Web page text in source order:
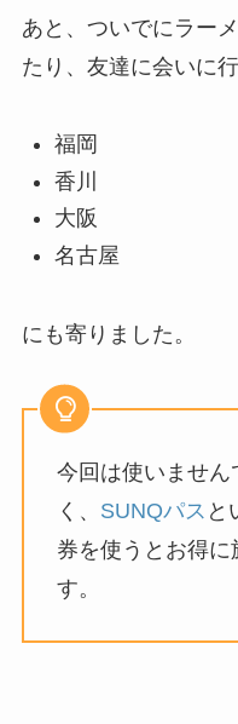
あと、ついでにラー
たり、友達に会いに
福岡
香川
大阪
名古屋
にも寄りました。
今回は使いません
く、 SUNQパス と
券を使うとお得
す。